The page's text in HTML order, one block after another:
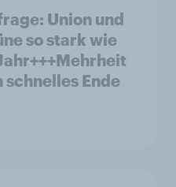
Union und
so stark wie
Ende